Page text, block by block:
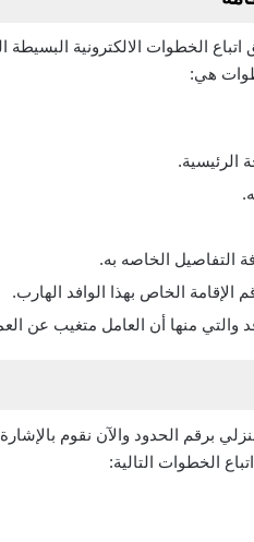
الخطوات الالكترونية
هي:
الرئيسية.
التفاصيل الخاصه به.
الإقامة الخاص بهذا الوافد الهارب.
والتي منها أن العامل متغيب عن
برقم الحدود والآن نقوم
الخطوات التالية: